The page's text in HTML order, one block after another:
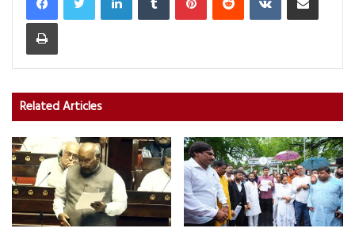
Print
Related Articles